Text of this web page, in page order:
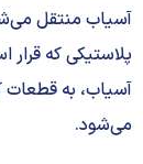
آسیاب منتقل
پلاستیکی که
آسیاب، به قطعات
می‌شود.